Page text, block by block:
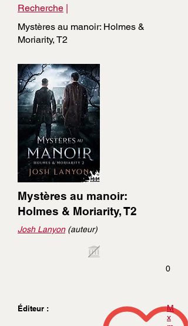
Recherche |
Mystères au manoir: Holmes &
Moriarity, T2
Mystères au manoir:
Holmes & Moriarity, T2
Josh Lanyon(auteur)
0
Éditeur :
M
x